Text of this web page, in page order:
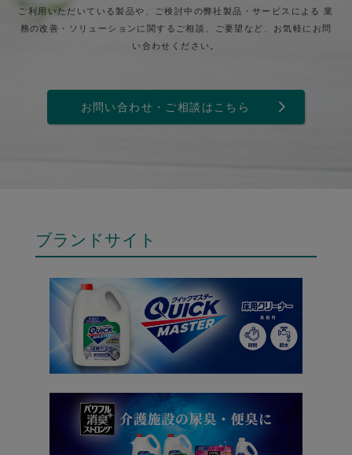
ご利用いただいている製品や、ご検討中の弊社製品・サービスによる 業
務の改善・ソリューションに関するご相談、ご要望など、お気軽にお問
い合わせください。
お問い合わせ・ご相談はこちら
ブランドサイト